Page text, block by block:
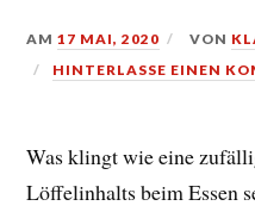
AM17 MAI, 2020 VON
HINTERLASSE EINEN
Was klingt wie eine
Löffelinhalts beim Essen